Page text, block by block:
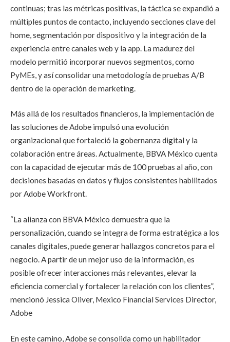
continuas; tras las métricas positivas, la táctica se expandió a
múltiples puntos de contacto, incluyendo secciones clave del
home, segmentación por dispositivo y la integración de la
experiencia entre canales web y la app. La madurez del
modelo permitió incorporar nuevos segmentos, como
PyMEs, y así consolidar una metodología de pruebas A/B
dentro de la operación de marketing.
Más allá de los resultados financieros, la implementación de
las soluciones de Adobe impulsó una evolución
organizacional que fortaleció la gobernanza digital y la
colaboración entre áreas. Actualmente, BBVA México cuenta
con la capacidad de ejecutar más de 100 pruebas al año, con
decisiones basadas en datos y flujos consistentes habilitados
por Adobe Workfront.
“La alianza con BBVA México demuestra que la
personalización, cuando se integra de forma estratégica a los
canales digitales, puede generar hallazgos concretos para el
negocio. A partir de un mejor uso de la información, es
posible ofrecer interacciones más relevantes, elevar la
eficiencia comercial y fortalecer la relación con los clientes”,
mencionó Jessica Oliver, Mexico Financial Services Director,
Adobe
En este camino, Adobe se consolida como un habilitador